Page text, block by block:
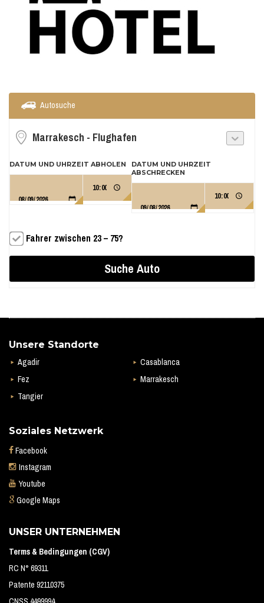
Autosuche
DATUM UND UHRZEIT ABHOLEN
DATUM UND UHRZEIT
ABSCHRECKEN
Fahrer zwischen 23 – 75?
Unsere Standorte
Agadir
Casablanca
Fez
Marrakesch
Tangier
Soziales Netzwerk
Facebook
Instagram
Youtube
Google Maps
UNSER UNTERNEHMEN
Terms & Bedingungen (CGV)
RC N° 69311
Patente 92110375